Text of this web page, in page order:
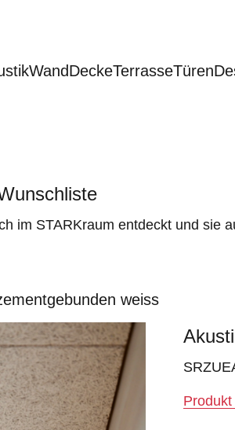
WandDeckeTerrasseTüren
im STARKraum entdeckt und sie
weiss